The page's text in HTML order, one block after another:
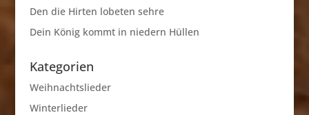
Den die Hirten lobeten sehre
Dein König kommt in niedern Hüllen
Kategorien
Weihnachtslieder
Winterlieder